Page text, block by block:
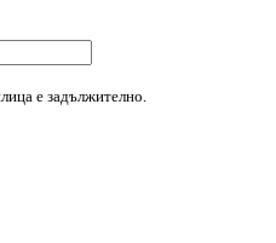
е задължително.